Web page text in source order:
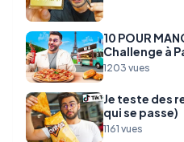
10 POUR
Challenge à
1203 vues
Je teste des
qui se passe)
1161 vues